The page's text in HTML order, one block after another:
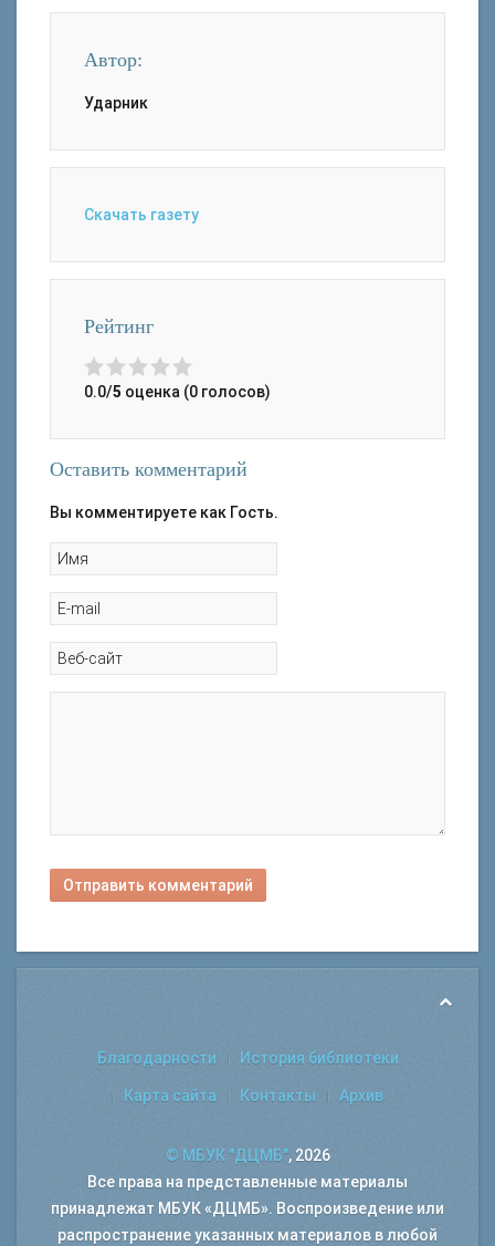
Автор:
Ударник
Скачать газету
Рейтинг
0.0/5 оценка (0 голосов)
Оставить комментарий
Вы комментируете как Гость.
Отправить комментарий
Благодарности История библиотеки
Карта сайта Контакты Архив
© МБУК "ДЦМБ", 2026
Все права на представленные материалы
принадлежат МБУК «ДЦМБ». Воспроизведение или
распространение указанных материалов в любой